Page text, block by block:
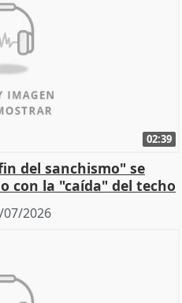
02:39
del sanchismo" se
con la "caída" del techo
07/2026